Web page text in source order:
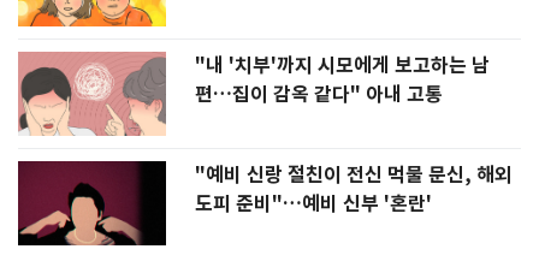
"내 '치부'까지 시모에게 보고하는 남
편…집이 감옥 같다" 아내 고통
"예비 신랑 절친이 전신 먹물 문신, 해외
도피 준비"…예비 신부 '혼란'